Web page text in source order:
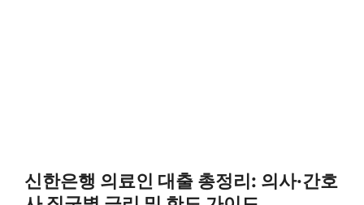
신한은행 의료인 대출 총정리: 의사·간호